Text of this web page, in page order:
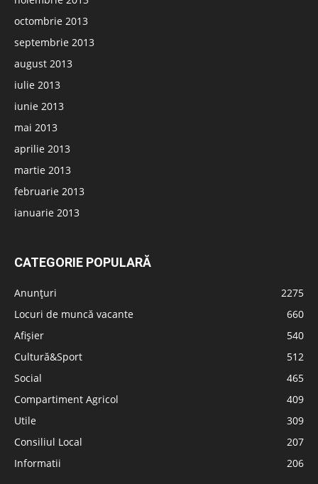
octombrie 2013
septembrie 2013
august 2013
iulie 2013
iunie 2013
mai 2013
aprilie 2013
martie 2013
februarie 2013
ianuarie 2013
CATEGORIE POPULARĂ
Anunțuri
2275
Locuri de muncă vacante
660
Afișier
540
Cultură&Sport
512
Social
465
Compartiment Agricol
409
Utile
309
Consiliul Local
207
Informatii
206